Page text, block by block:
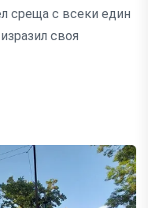
среща с всеки един
своя